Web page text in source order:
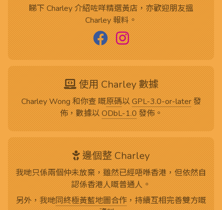
睇下 Charley 介紹咗咩精選黃店，亦歡迎朋友搵
Charley 報料。
使用 Charley 數據
Charley Wong 和你查 嘅原碼以GPL-3.0-or-later發
佈，數據以ODbL-1.0發佈。
邊個整 Charley
我哋只係兩個仲未放棄，雖然已經唔喺香港，但依然自
認係香港人嘅普通人。
另外，我哋同終極黃藍地圖合作，持續互相完善雙方嘅